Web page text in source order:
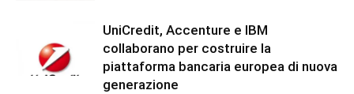
UniCredit, Accenture e IBM
collaborano per costruire la
piattaforma bancaria europea di nuova
generazione